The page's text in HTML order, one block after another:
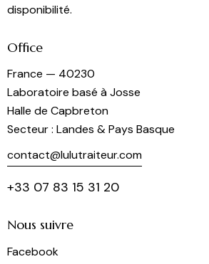
disponibilité.
Office
France — 40230
Laboratoire basé à Josse
Halle de Capbreton
Secteur : Landes & Pays Basque
contact@lulutraiteur.com
+33 07 83 15 31 20
Nous suivre
Facebook